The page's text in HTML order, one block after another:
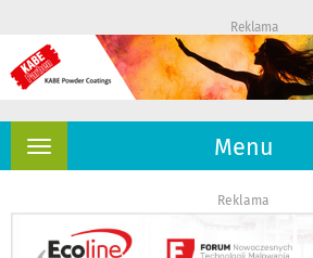
Reklama
Menu
Rozwiń
Reklama